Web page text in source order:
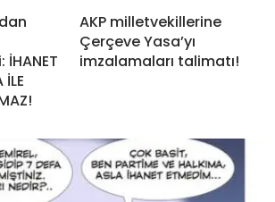
AKP milletvekillerine
Çerçeve Yasa’yı
imzalamaları talimatı!